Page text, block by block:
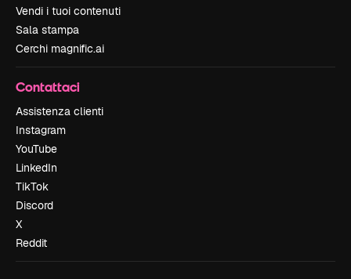
Vendi i tuoi contenuti
Sala stampa
Cerchi magnific.ai
Contattaci
Assistenza clienti
Instagram
YouTube
LinkedIn
TikTok
Discord
X
Reddit